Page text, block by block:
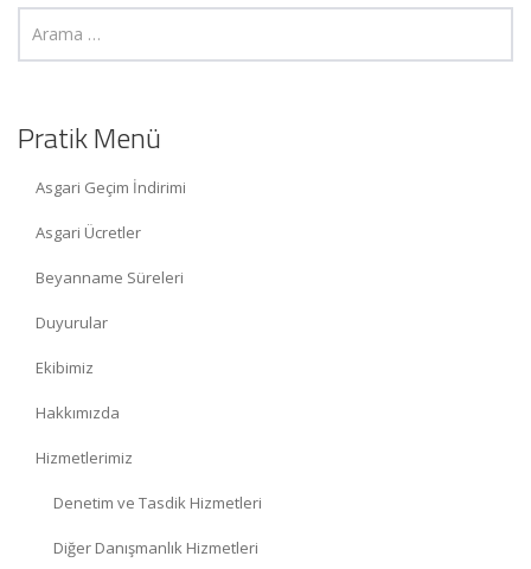
Pratik Menü
Asgari Geçim İndirimi
Asgari Ücretler
Beyanname Süreleri
Duyurular
Ekibimiz
Hakkımızda
Hizmetlerimiz
Denetim ve Tasdik Hizmetleri
Diğer Danışmanlık Hizmetleri